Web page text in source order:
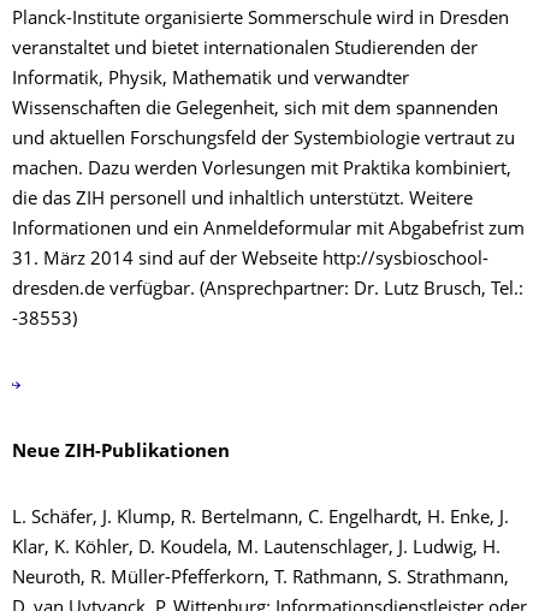
Planck-Institute organisierte Sommerschule wird in Dresden
veranstaltet und bietet internationalen Studierenden der
Informatik, Physik, Mathematik und verwandter
Wissenschaften die Gelegenheit, sich mit dem spannenden
und aktuellen Forschungsfeld der Systembiologie vertraut zu
machen. Dazu werden Vorlesungen mit Praktika kombiniert,
die das ZIH personell und inhaltlich unterstützt. Weitere
Informationen und ein Anmeldeformular mit Abgabefrist zum
31. März 2014 sind auf der Webseite http://sysbioschool-
dresden.de verfügbar. (Ansprechpartner: Dr. Lutz Brusch, Tel.:
-38553)
Neue ZIH-Publikationen
L. Schäfer, J. Klump, R. Bertelmann, C. Engelhardt, H. Enke, J.
Klar, K. Köhler, D. Koudela, M. Lautenschlager, J. Ludwig, H.
Neuroth, R. Müller-Pfefferkorn, T. Rathmann, S. Strathmann,